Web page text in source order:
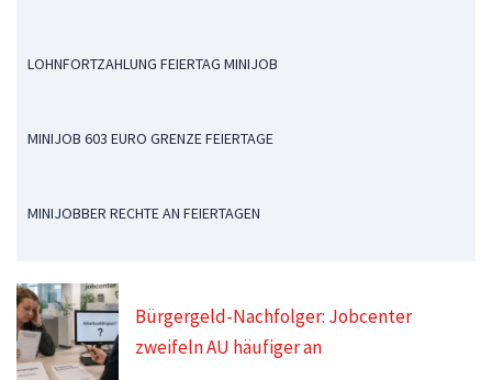
LOHNFORTZAHLUNG FEIERTAG MINIJOB
MINIJOB 603 EURO GRENZE FEIERTAGE
MINIJOBBER RECHTE AN FEIERTAGEN
Bürgergeld-Nachfolger: Jobcenter
zweifeln AU häufiger an